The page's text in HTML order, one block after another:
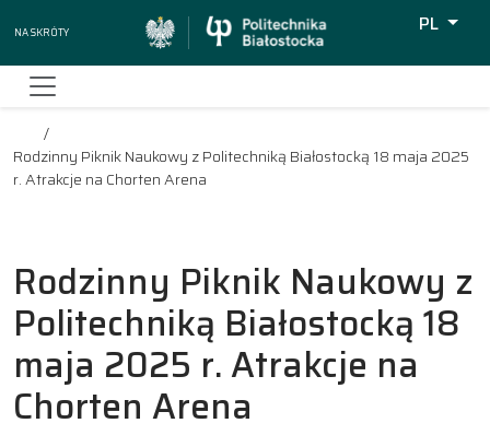
Na skróty
PL
Rodzinny Piknik Naukowy z Politechniką Białostocką 18 maja 2025
r. Atrakcje na Chorten Arena
Rodzinny Piknik Naukowy z
Politechniką Białostocką 18
maja 2025 r. Atrakcje na
Chorten Arena